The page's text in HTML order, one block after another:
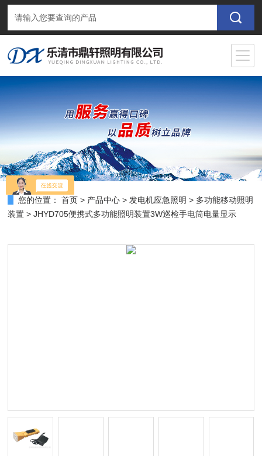
您的位置： 首页 > 产品中心 > 发电机应急照明 > 多功能移动照明
装置 > JHYD705便携式多功能照明装置3W巡检手电筒电量显示